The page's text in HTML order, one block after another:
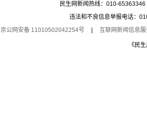
民生网新闻热线：010-
违法和不良信息举报电话：
京公网安备 11010502042254号
互联网新闻信息
《民